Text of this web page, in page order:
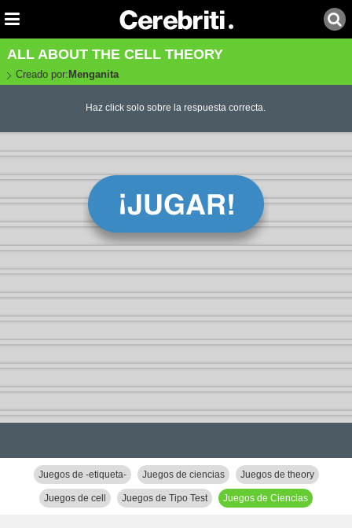
ALL ABOUT THE CELL THEORY
Creado por: Menganita
Haz click solo sobre la respuesta correcta.
Juegos de -etiqueta- Juegos de ciencias Juegos de theory
Juegos de cell Juegos de Tipo Test Juegos de Ciencias